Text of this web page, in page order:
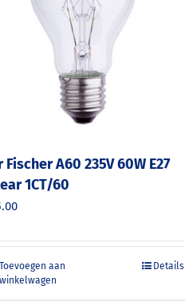
Fischer A60 235V 60W E27
1CT/60
Toevoegen aan
winkelwagen
Details